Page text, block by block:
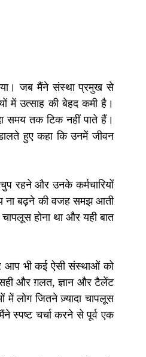
जब मैंने संस्था प्रमुख से
में उत्साह की बेहद कमी है।
समय तक टिक नहीं पाते हैं।
हुए कहा कि उनमें जीवन
रहने और उनके कर्मचारियों
ना बढ़ने की वजह समझ आती
होना था और यही बात
आप भी कई ऐसी संस्थाओं को
सही और ग़लत, ज्ञान और टैलेंट
में लोग जितने ज़्यादा चापलूस
स्पष्ट चर्चा करने से पूर्व एक